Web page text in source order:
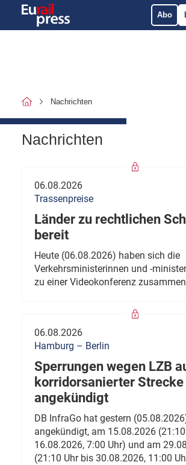
Abo
Nachrichten
Nachrichten
06.08.2026
Trassenpreise
Länder zu rechtlichen
bereit
Heute (06.08.2026) haben sich die
Verkehrsministerinnen und -
zu einer Videokonferenz
06.08.2026
Hamburg – Berlin
Sperrungen wegen LZB
korridorsanierter Strecke
angekündigt
DB InfraGo hat gestern
angekündigt, am 15.08.2026
16.08.2026, 7:00 Uhr) und am
(21:10 Uhr bis 30.08.2026, 11:00